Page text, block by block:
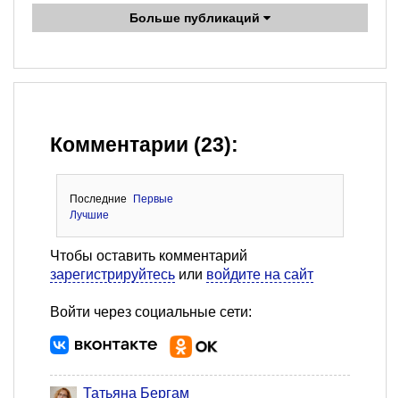
Больше публикаций
Комментарии (23):
Последние
Первые
Лучшие
Чтобы оставить комментарий
зарегистрируйтесь или войдите на сайт
Войти через социальные сети:
Татьяна Бергам